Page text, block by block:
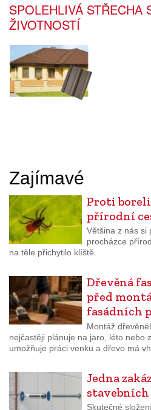
SPOLEHLIVÁ STŘECHA
ŽIVOTNOSTÍ
Zajímavé
Proti
přírodní
Většina z nás si
procházce
na těle přichytilo klíště.
Dřevěná
před
fasádních
Montáž
nejčastěji plánuje na jaro, léto nebo
umožňuje práci venku a dřevo má
Jedna
Skutečné